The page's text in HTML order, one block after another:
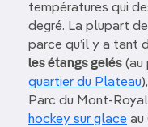
températures qui
degré. La plupart
parce qu’il y a tant
les étangs gelés (au
quartier du Plateau
Parc du Mont-
hockey sur glace au